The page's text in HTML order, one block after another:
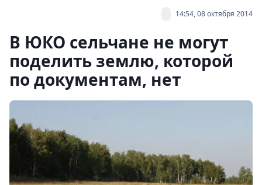
14:54, 08 октября 2014
В ЮКО сельчане не могут
поделить землю, которой
по документам, нет